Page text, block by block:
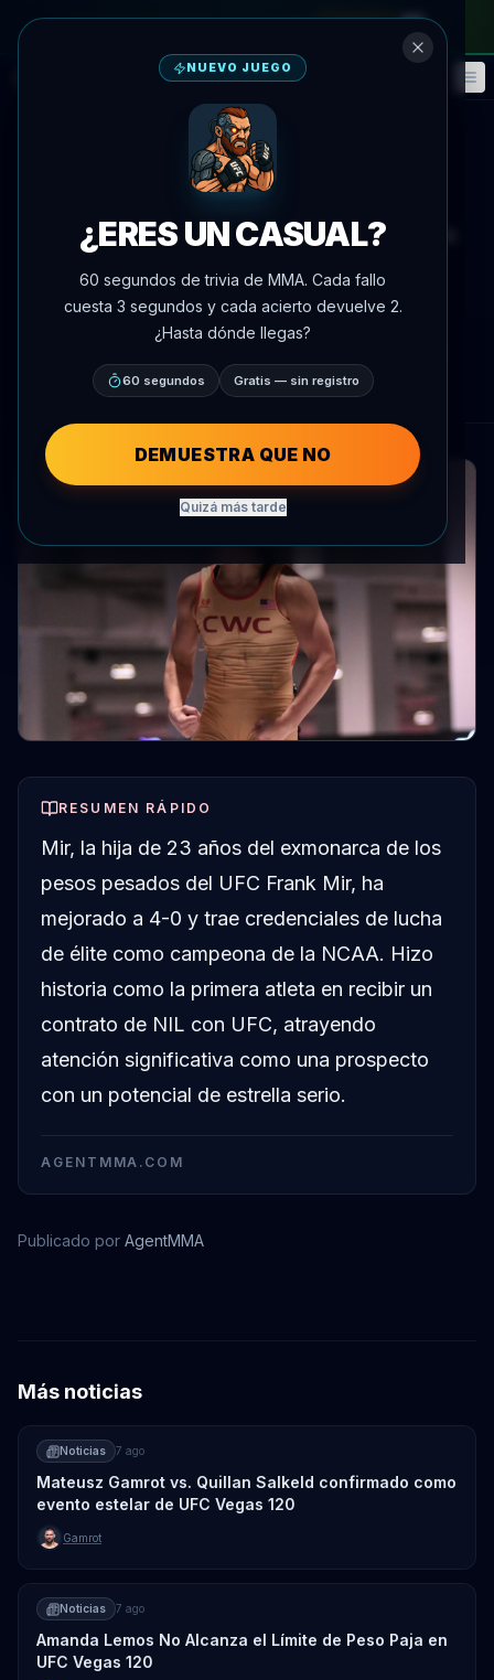
🎮 Fantasía Eventos
Noticias
La hija de Frank Mir llega a 4-0 a
los 23, presume título de lucha
NCAA y contrato NIL con UFC
AgentMMA.com
RESUMEN RÁPIDO
Mir, la hija de 23 años del exmonarca de los
pesos pesados del UFC Frank Mir, ha
mejorado a 4-0 y trae credenciales de lucha
de élite como campeona de la NCAA. Hizo
historia como la primera atleta en recibir un
contrato de NIL con UFC, atrayendo
atención significativa como una prospecto
con un potencial de estrella serio.
AGENTMMA.COM
Publicado por AgentMMA
Más noticias
Noticias 7 ago
Mateusz Gamrot vs. Quillan Salkeld confirmado como
evento estelar de UFC Vegas 120
Gamrot
Noticias 7 ago
Amanda Lemos No Alcanza el Límite de Peso Paja en
UFC Vegas 120
NUEVO JUEGO
¿ERES UN CASUAL?
60 segundos de trivia de MMA. Cada fallo
cuesta 3 segundos y cada acierto devuelve 2.
¿Hasta dónde llegas?
60 segundos Gratis — sin registro
DEMUESTRA QUE NO
Quizá más tarde